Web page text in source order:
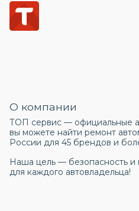
О компании
ТОП сервис — официальные
вы можете найти ремонт
России для 45 брендов и
Наша цель — безопасность и
для каждого автовладельца!